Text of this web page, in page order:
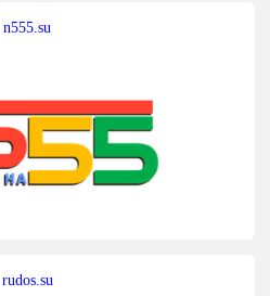
n555.su
rudos.su